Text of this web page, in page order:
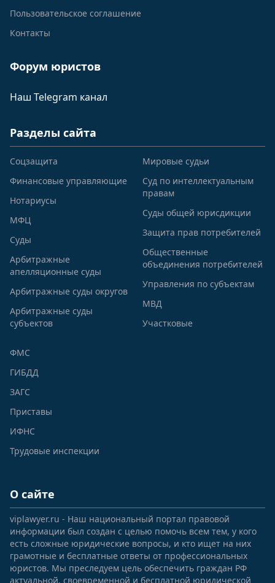
Пользовательское соглашение
Контакты
Форум юристов
Наш Telegram канал
Разделы сайта
Соцзащита
Финансовые управляющие
Нотариусы
МФЦ
Суды
Арбитражные
апелляционные суды
Арбитражные суды округов
Арбитражные суды
субъектов
Мировые судьи
Суд по интеллектуальным
правам
Суды общей юрисдикции
Защита прав потребителей
Общественные
объединения потребителей
Управления по субъектам
МВД
Участковые
ФМС
ГИБДД
ЗАГС
Приставы
ИФНС
Трудовые инспекции
О сайте
viplawyer.ru - Наш национальный портал правовой
информации был создан с целью помочь всем тем, у кого
есть сложные юридические вопросы, и кто ищет на них
грамотные и бесплатные ответы от профессиональных
юристов. Мы преследуем цель обеспечить граждан РФ
актуальной, своевременной и бесплатной юридической